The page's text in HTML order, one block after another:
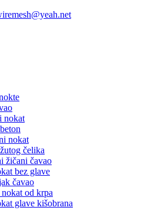
nokat
nokat
čelika
žičani čavao
bez glave
čavao
od krpa
glave kišobrana